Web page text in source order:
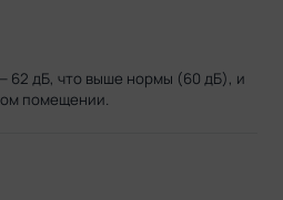
62 дБ, что выше нормы (60 дБ), и
помещении.